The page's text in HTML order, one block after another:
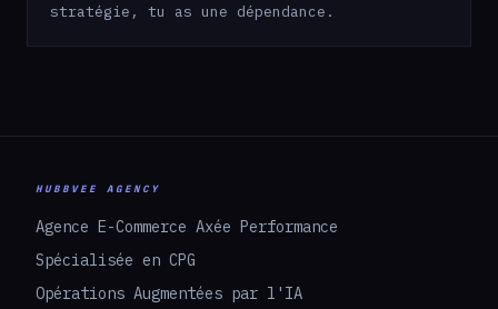
stratégie, tu as une dépendance.
HUBBVEE AGENCY
Agence E-Commerce Axée Performance
Spécialisée en CPG
Opérations Augmentées par l'IA